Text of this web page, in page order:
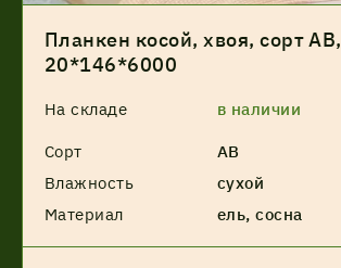
Планкен косой, хвоя, сорт АВ,
20*146*6000
На складе в наличии
Сорт
АВ
Влажность
сухой
Материал
ель, сосна